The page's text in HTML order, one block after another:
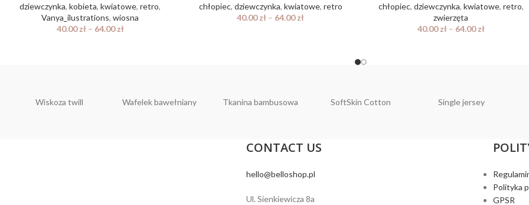
dziewczynka,kobieta,kwiatowe,retro,
Vanya_ilustrations,wiosna
40.00zł– 64.00zł
chłopiec, dziewczynka, kwiatowe, retro
40.00zł – 64.00zł
chłopiec, dziewczynka, kwiatowe, retro,
zwierzęta
40.00zł– 64.00zł
Wiskoza twill Wafelek bawełniany Tkanina bambusowa SoftSkin Cotton Single jersey
CONTACT US
hello@belloshop.pl
Ul. Sienkiewicza 8a
Polityka
GPSR